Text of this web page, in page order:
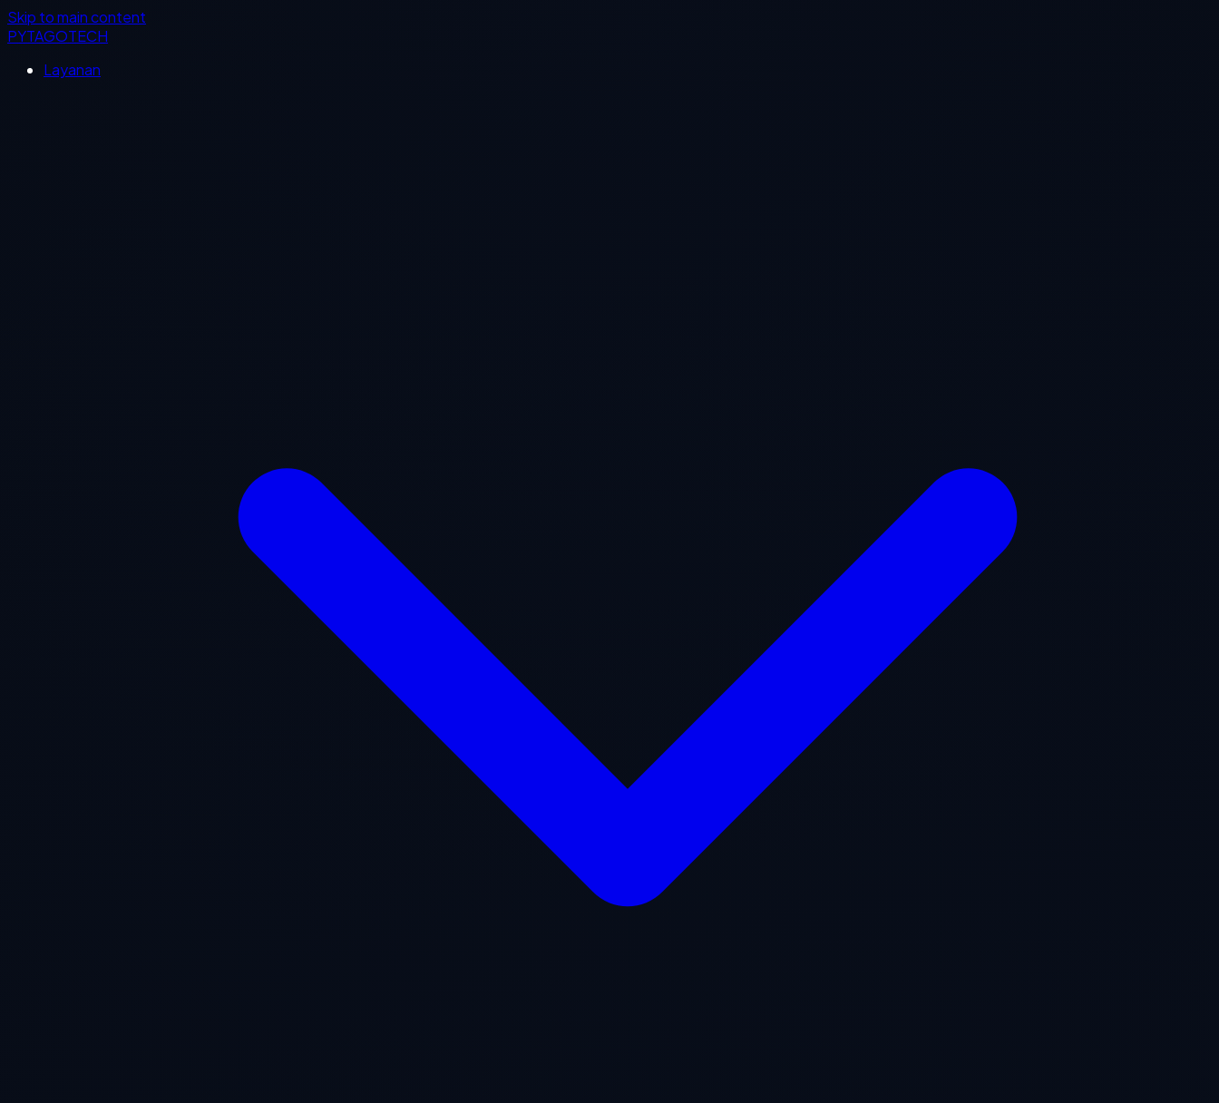
Skip to main content
PYTAGOTECH
Layanan